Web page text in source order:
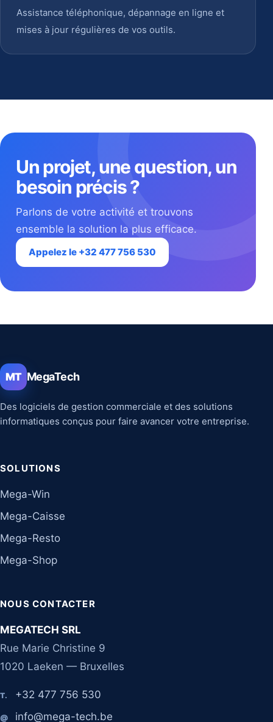
Assistance téléphonique, dépannage en ligne et
mises à jour régulières de vos outils.
Un projet, une question, un
besoin précis ?
Parlons de votre activité et trouvons
ensemble la solution la plus efficace.
Appelez le +32 477 756 530
MT MegaTech
Des logiciels de gestion commerciale et des solutions
informatiques conçus pour faire avancer votre entreprise.
SOLUTIONS
Mega-Win
Mega-Caisse
Mega-Resto
Mega-Shop
NOUS CONTACTER
MEGATECH SRL
Rue Marie Christine 9
1020 Laeken — Bruxelles
T. +32 477 756 530
@ info@mega-tech.be